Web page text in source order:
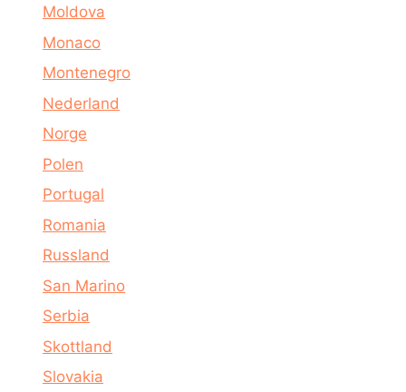
Moldova
Monaco
Montenegro
Nederland
Norge
Polen
Portugal
Romania
Russland
San Marino
Serbia
Skottland
Slovakia